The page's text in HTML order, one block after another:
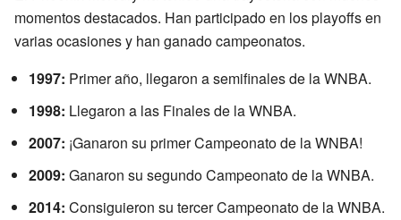
momentos destacados. Han participado en los playoffs en
varias ocasiones y han ganado campeonatos.
1997: Primer año, llegaron a semifinales de la WNBA.
1998: Llegaron a las Finales de la WNBA.
2007: ¡Ganaron su primer Campeonato de la WNBA!
2009: Ganaron su segundo Campeonato de la WNBA.
2014: Consiguieron su tercer Campeonato de la WNBA.